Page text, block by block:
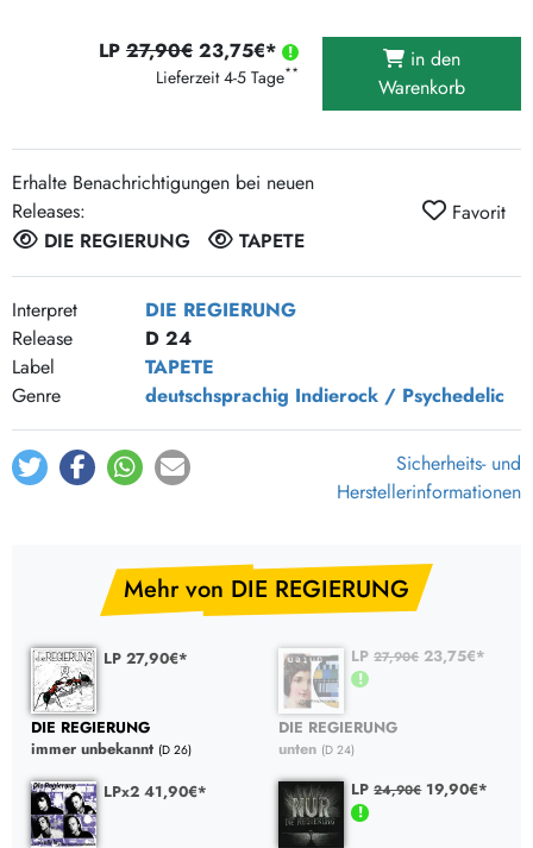
LP 27,90€23,75€*
Lieferzeit 4-5 Tage**
in den
Warenkorb
Erhalte Benachrichtigungen bei neuen
Releases:
DIE REGIERUNG
TAPETE
Favorit
Interpret
DIE REGIERUNG
Release
D 24
Label
TAPETE
Genre
deutschsprachig Indierock / Psychedelic
Sicherheits- und
Herstellerinformationen
Mehr von DIE REGIERUNG
LP 27,90€*
DIE REGIERUNG
immer unbekannt (D 26)
LP27,90€ 23,75€*
DIE REGIERUNG
unten (D 24)
LPx2 41,90€* LP24,90€19,90€*